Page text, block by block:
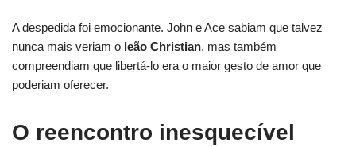
A despedida foi emocionante. John e Ace sabiam que talvez
nunca mais veriam o leão Christian, mas também
compreendiam que libertá-lo era o maior gesto de amor que
poderiam oferecer.
O reencontro inesquecível